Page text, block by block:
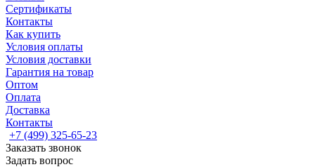
Сертификаты
Контакты
Как купить
Условия оплаты
Условия доставки
Гарантия на товар
Оптом
Оплата
Доставка
Контакты
+7 (499) 325-65-23
Заказать звонок
Задать вопрос